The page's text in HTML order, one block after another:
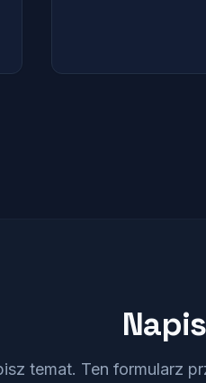
temat. Ten formularz